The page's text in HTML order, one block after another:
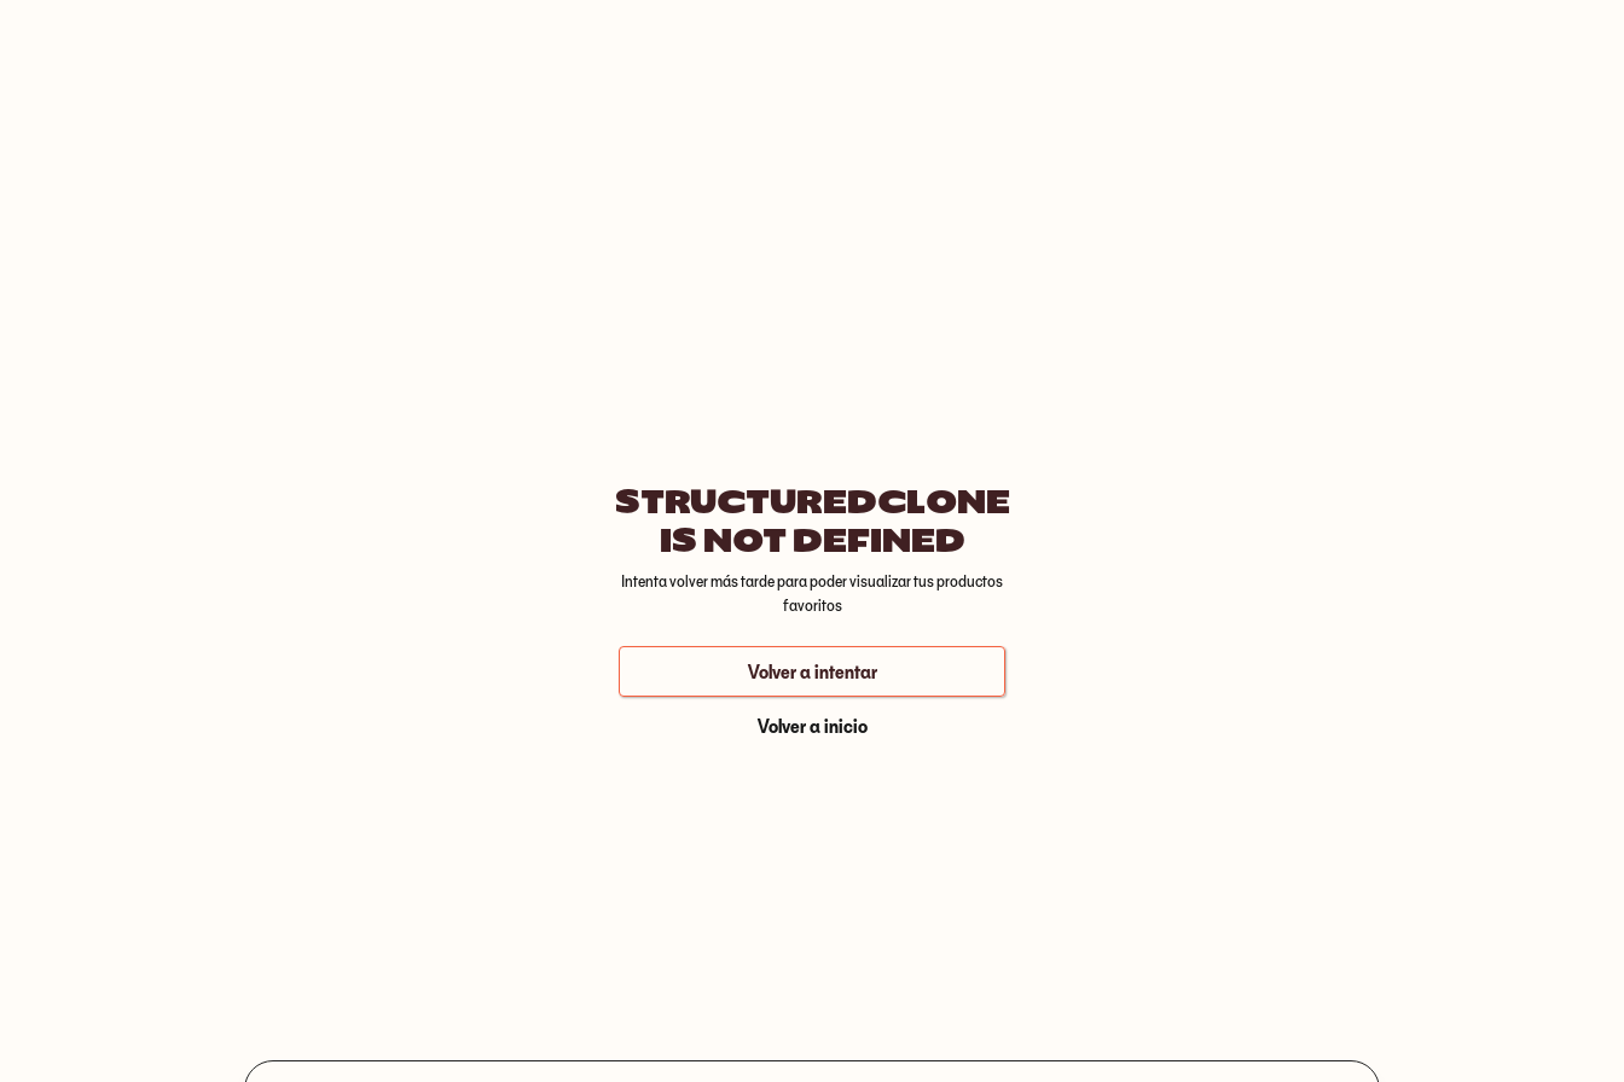
STRUCTUREDCLONE
IS NOT DEFINED
Intenta volver más tarde para poder visualizar tus productos
favoritos
Volver a intentar
Volver a inicio